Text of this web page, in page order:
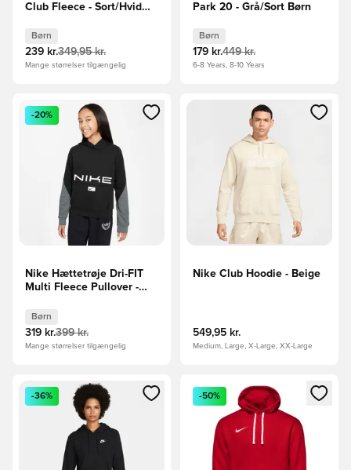
Club Fleece - Sort/Hvid
Børn
239 kr.349,95 kr.
Mange størrelser tilgængelig
Park 20 - Grå/Sort Børn
Børn
179 kr.449 kr.
6-8 Years, 8-10 Years
Åbner en Modal til at logge ind eller tilmelde dig som
-20%
Nike Hættetrøje Dri-FIT
Multi Fleece Pullover -
Børn
319 kr.399 kr.
Mange størrelser tilgængelig
Åbner en Modal til at logge
Nike Club Hoodie - Beige
549,95 kr.
Medium, Large, X-Large, XX-Large
Åbner en Modal til at logge ind eller tilmelde dig som
-36%
Åbner en Modal til at logge
-50%